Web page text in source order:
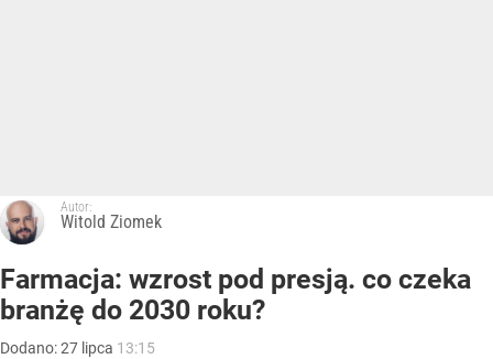
Autor:
Witold Ziomek
Farmacja: wzrost pod presją. co czeka
branżę do 2030 roku?
Dodano:27 lipca 13:15